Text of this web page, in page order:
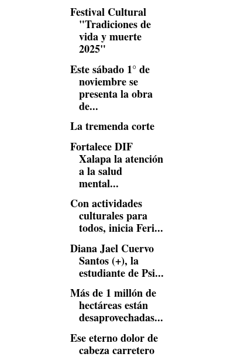
Festival Cultural
"Tradiciones de
vida y muerte
2025"
Este sábado 1° de
noviembre se
presenta la obra
de...
La tremenda corte
Fortalece DIF
Xalapa la atención
a la salud
mental...
Con actividades
culturales para
todos, inicia Feri...
Diana Jael Cuervo
Santos (+), la
estudiante de Psi...
Más de 1 millón de
hectáreas están
desaprovechadas...
Ese eterno dolor de
cabeza carretero